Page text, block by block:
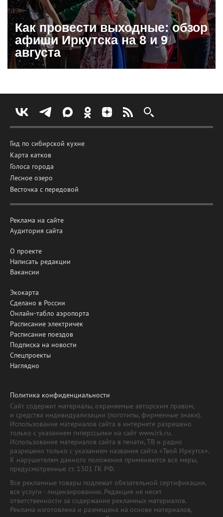
Как провести выходные: обзор
афиши Иркутска на 8 и 9
августа
Гид по сибирской кухне
Карта катков
Голоса города
Лесное озеро
Весточка с передовой
Реклама на сайте
Аудитория сайта
О проекте
Написать редакции
Вакансии
Экокарта
Сделано в России
Онлайн-табло аэропорта
Расписание электричек
Расписание поездов
Подписка на новости
Спецпроекты
Наглядно
Политика конфиденциальности
Сайт содержит материалы, охраняемые авторским правом,
и средства индивидуализации (логотипы, фирменные знаки).
Использование материалов сайта в интернете разрешено
только с указанием гиперссылки на сайт www.irk.ru.
Использование материалов сайта в печати, ТВ и радио
разрешено только с указанием названия сайта «Твой Иркутск».
К нарушителям данного положения применяются все меры,
предусмотренные ст. 1301 ГК РФ.
Все рекламные товары подлежат обязательной сертификации,
все услуги - лицензированию. Редакция не несет
ответственности за содержание рекламных материалов.
Реклама изготовлена и размещена на основе материалов,